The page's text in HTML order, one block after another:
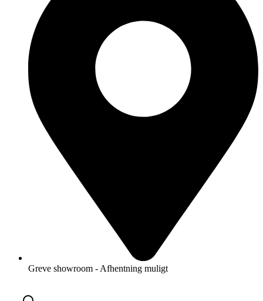
Greve showroom - Afhentning muligt